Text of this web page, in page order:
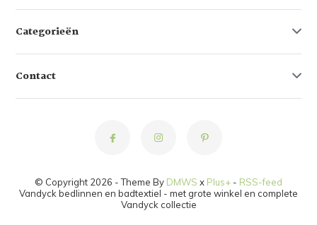
Categorieën
Contact
© Copyright 2026 - Theme By DMWS x Plus+ - RSS-feed
Vandyck bedlinnen en badtextiel - met grote winkel en complete
Vandyck collectie